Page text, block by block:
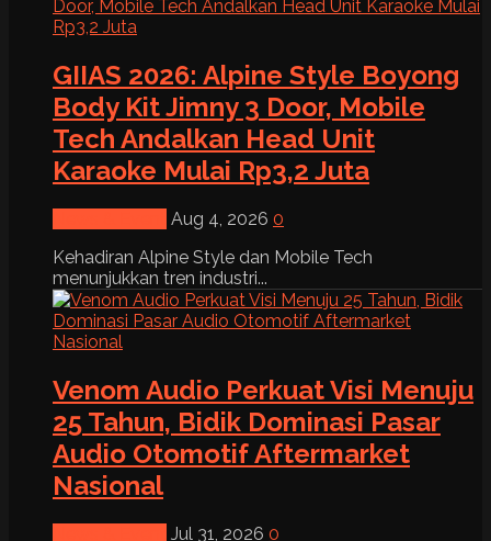
GIIAS 2026: Alpine Style Boyong
Body Kit Jimny 3 Door, Mobile
Tech Andalkan Head Unit
Karaoke Mulai Rp3,2 Juta
Aug 4, 2026 0
Kehadiran Alpine Style dan Mobile Tech
menunjukkan tren industri...
Venom Audio Perkuat Visi Menuju
25 Tahun, Bidik Dominasi Pasar
Audio Otomotif Aftermarket
Nasional
Jul 31, 2026 0